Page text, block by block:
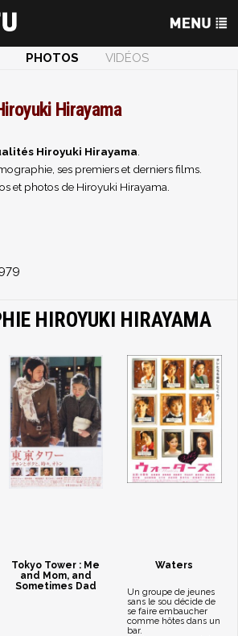
PHOTOS
VIDÉOS
Hirayama
Hiroyuki Hirayama
ses premiers et derniers films.
et photos de Hiroyuki Hirayama.
HIROYUKI HIRAYAMA
Tokyo Tower : Me
and Mom, and
Sometimes Dad
Waters
Un groupe de jeunes
sans le sou décide de
se faire embaucher
comme hôtes dans un
bar.